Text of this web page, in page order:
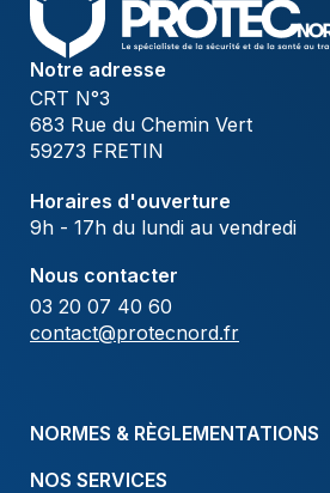
Notre adresse
CRT N°3
683 Rue du Chemin Vert
59273 FRETIN
Horaires d'ouverture
9h - 17h du lundi au vendredi
Nous contacter
03 20 07 40 60
contact@protecnord.fr
NORMES & RÈGLEMENTATIONS
NOS SERVICES